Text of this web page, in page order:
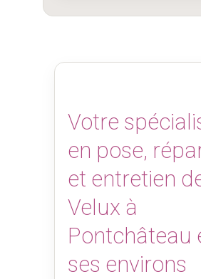
Votre
en pose,
et entretien
Velux à
Pontchâteau
ses environs